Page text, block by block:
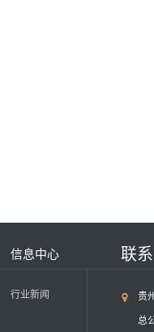
信息中心
行业新闻
联
贵
总